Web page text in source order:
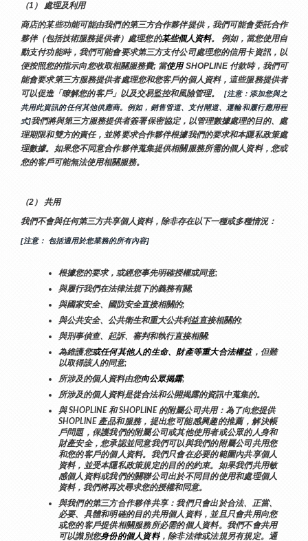
（1） 處理及利用
商店的某些功能可能由我們的第三方合作夥伴提供，我們可能會委託合作
夥伴（包括技術服務提供者）處理您的某些個人資料。 例如，當您使用自
動支付功能時，我們可能會要求第三方支付公司處理您的信用卡資訊，以
便按照您的指示向您收取相關服務費; 當使用 SHOPLINE 付款時，我們可
能會要求第三方服務提供者處理您和您客戶的個人資料，這些服務提供者
可以促進「瞭解您的客戶」以及交易監控和風險管理。
[注意：添加您與之
共用此資訊的任何其他供應商。例如，銷售管道、支付閘道、運輸和履行應用程
式]我們將與第三方服務提供者簽署保密協定，以管理數據處理的目的、處
理期限和雙方的責任，並將要求合作夥伴根據我們的要求和本隱私政策處
理數據。如果您不同意合作夥伴蒐集提供相關服務所需的個人資料，您或
您的客戶可能無法使用相關服務。
（2） 共用
我們不會與任何第三方共享個人資料，除非存在以下一種或多種情況：
[注意： 包括適用於您業務的所有內容]
根據您的要求，或經您事先明確授權或同意;
與履行我們在法律法規下的義務有關;
與國家安全、國防安全直接相關的;
與公共安全、公共衛生和重大公共利益直接相關的;
與刑事偵查、起訴、審判和執行直接相關;
為維護您或任何其他人的生命、財產等重大合法權益，但難
以取得該人的同意;
所涉及的個人資料由您向公眾揭露;
所涉及的個人資料是從合法和公開揭露的資訊中蒐集的。
與 SHOPLINE 和 SHOPLINE 的附屬公司共用：為了向您提供
SHOPLINE 產品和服務，提出您可能感興趣的推薦，解決帳
戶問題，保護我們的附屬公司或其他使用者或公眾的人身和
財產安全，您承認並同意我們可以與我們的附屬公司共用您
和您的客戶的個人資料。我們只會在必要的範圍內共享個人
資料，並受本隱私政策規定的目的的約束。如果我們共用敏
感個人資料或我們的關聯公司出於不同目的使用和處理個人
資料，我們將再次尋求您的授權和同意。
與我們的第三方合作夥伴共享：我們只會出於合法、正當、
必要、具體和明確的目的共用個人資料，並且只會共用向您
或您的客戶提供相關服務所必需的個人資料。我們不會共用
可以識別您身份的個人資料，除非法律或法規另有規定。通